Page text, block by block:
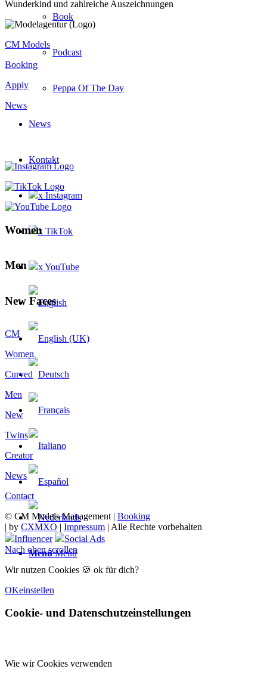
Book
Podcast
Peppa Of The Day
News
Kontakt
x Instagram
x TikTok
x YouTube
Menü Menü
Wunderkind und zahlreiche Auszeichnungen
CM Models
Booking
Apply
News
Women
Men
New Faces
CM
Women
Curved
Men
New
Twins
Creator
News
Contact
© CM Models Management | Booking
| by CXMXO | Impressum | Alle Rechte vorbehalten
Influencer
Social Ads
Nach oben scrollen
Wir nutzen Cookies 🍪 ok für dich?
OKeinstellen
Cookie- und Datenschutzeinstellungen
Wie wir Cookies verwenden